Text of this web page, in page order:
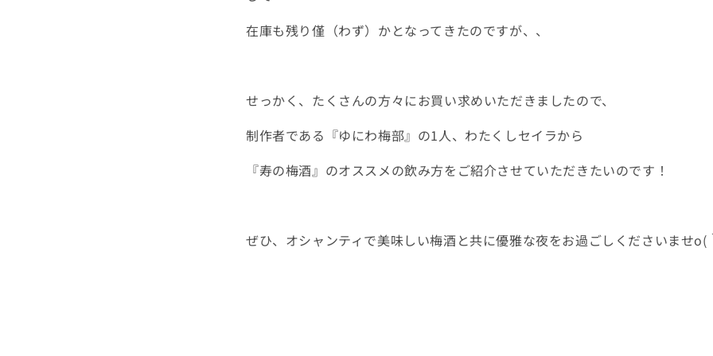
在庫も残り僅（わず）かとなってきたのですが、、
せっかく、 たくさんの方々にお買い求めいただきましたので、
制作者である『ゆにわ梅部』の1人、 わたくしセイラから
『寿の梅酒』のオススメの飲み方をご紹介させていただきたいのです！
ぜひ、オシャンティで美味しい梅酒と共に優雅な夜をお過ごしくださいませ